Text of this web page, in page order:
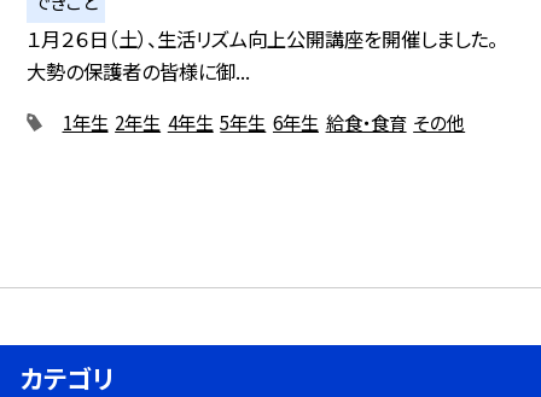
１月２６日（土）、生活リズム向上公開講座を開催しました。
大勢の保護者の皆様に御...
1年生 2年生 4年生 5年生 6年生 給食・食育 その他
カテゴリ